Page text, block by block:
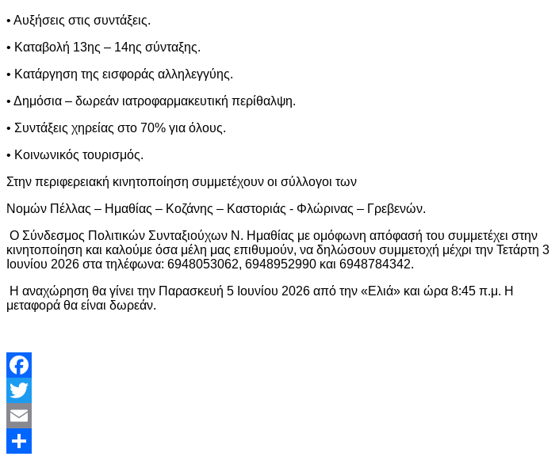
• Αυξήσεις στις συντάξεις.
• Καταβολή 13ης – 14ης σύνταξης.
• Κατάργηση της εισφοράς αλληλεγγύης.
• Δημόσια – δωρεάν ιατροφαρμακευτική περίθαλψη.
• Συντάξεις χηρείας στο 70% για όλους.
• Κοινωνικός τουρισμός.
Στην περιφερειακή κινητοποίηση συμμετέχουν οι σύλλογοι των
Νομών Πέλλας – Ημαθίας – Κοζάνης – Καστοριάς - Φλώρινας – Γρεβενών.
Ο Σύνδεσμος Πολιτικών Συνταξιούχων Ν. Ημαθίας με ομόφωνη απόφασή του συμμετέχει στην
κινητοποίηση και καλούμε όσα μέλη μας επιθυμούν, να δηλώσουν συμμετοχή μέχρι την Τετάρτη 3
Ιουνίου 2026 στα τηλέφωνα: 6948053062, 6948952990 και 6948784342.
Η αναχώρηση θα γίνει την Παρασκευή 5 Ιουνίου 2026 από την «Ελιά» και ώρα 8:45 π.μ. Η
μεταφορά θα είναι δωρεάν.
Facebook
Twitter
Email